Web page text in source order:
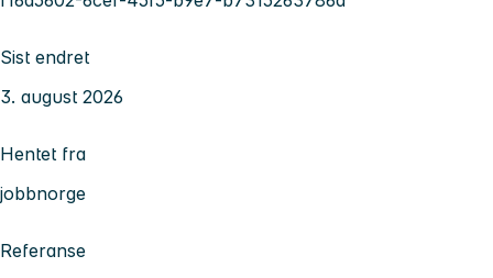
Sist endret
3. august 2026
Hentet fra
jobbnorge
Referanse